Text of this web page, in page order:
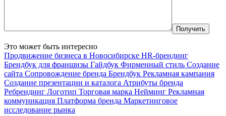
Это может быть интересно
Продвижение бизнеса в Новосибирске HR-брендинг
Брендбук для франшизы Гайдбук Фирменный стиль Создание
сайта Сопровождение бренда Брендбук Рекламная кампания
Создание презентации и каталога Атрибуты бренда
Ребрендинг Логотип Торговая марка Нейминг Рекламная
коммуникация Платформа бренда Маркетинговое
исследование рынка